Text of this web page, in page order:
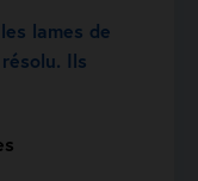
lames de
Ils